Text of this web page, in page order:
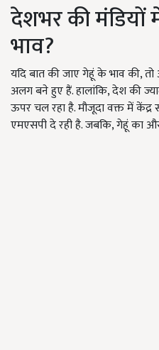
देशभर की मंडियों
भाव?
यदि बात की जाए गेहूं के भाव की,
अलग बने हुए हैं. हालांकि, देश की
ऊपर चल रहा है. मौजूदा वक्त में
एमएसपी दे रही है. जबकि, गेहूं का